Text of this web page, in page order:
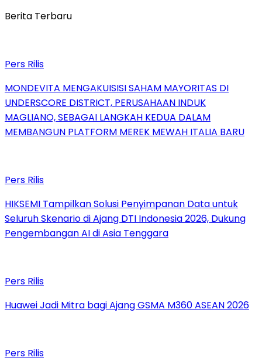
Berita Terbaru
Pers Rilis
MONDEVITA MENGAKUISISI SAHAM MAYORITAS DI
UNDERSCORE DISTRICT, PERUSAHAAN INDUK
MAGLIANO, SEBAGAI LANGKAH KEDUA DALAM
MEMBANGUN PLATFORM MEREK MEWAH ITALIA BARU
Pers Rilis
HIKSEMI Tampilkan Solusi Penyimpanan Data untuk
Seluruh Skenario di Ajang DTI Indonesia 2026, Dukung
Pengembangan AI di Asia Tenggara
Pers Rilis
Huawei Jadi Mitra bagi Ajang GSMA M360 ASEAN 2026
Pers Rilis